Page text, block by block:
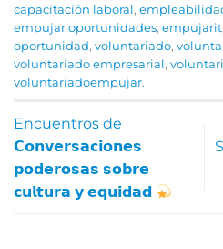
capacitación laboral ,
empujar oportunidades, empujarit
oportunidad, voluntariado,
voluntariado empresarial ,
voluntariadoempujar.
Encuentros de
𝗖𝗼𝗻𝘃𝗲𝗿𝘀𝗮𝗰𝗶𝗼𝗻𝗲𝘀
𝗽𝗼𝗱𝗲𝗿𝗼𝘀𝗮𝘀 𝘀𝗼𝗯𝗿𝗲
𝗰𝘂𝗹𝘁𝘂𝗿𝗮 𝘆 𝗲𝗾𝘂𝗶𝗱𝗮𝗱